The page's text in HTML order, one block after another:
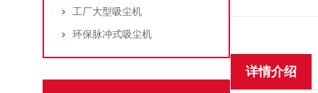
工厂大型吸尘机
环保脉冲式吸尘机
详情介绍